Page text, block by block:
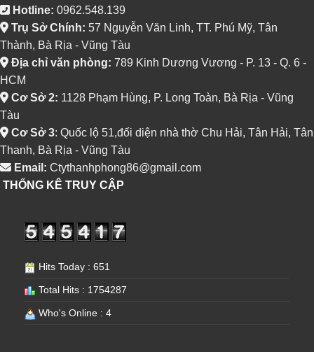
Hotline: 0962.548.139
Trụ Sở Chính: 57 Nguyễn Văn Linh, TT. Phú Mỹ, Tân
Thành, Bà Rịa - Vũng Tàu
Địa chỉ văn phòng: 789 Kinh Dương Vương - P. 13 - Q. 6 -
HCM
Cơ Sở 2: 1128 Phạm Hùng, P. Long Toàn, Bà Rịa - Vũng
Tàu
Cơ Sở 3: Quốc lộ 51,đối diện nhà thờ Chu Hải, Tân Hải, Tân
Thanh, Bà Rịa - Vũng Tàu
Email: Ctythanhphong86@gmail.com
THỐNG KÊ TRUY CẬP
Hits Today : 651
Total Hits : 1754287
Who's Online : 4